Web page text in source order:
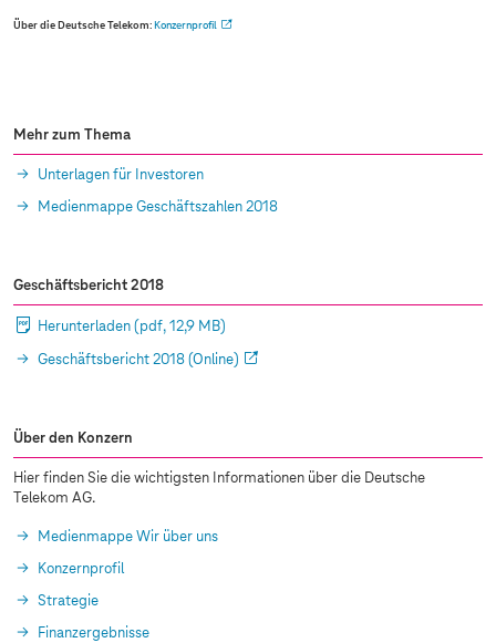
Über die Deutsche Telekom:Konzernprofil
Mehr zum Thema
Unterlagen für Investoren
Medienmappe Geschäftszahlen 2018
Geschäftsbericht 2018
Herunterladen (pdf, 12,9 MB)
Geschäftsbericht 2018 (Online)
Über den Konzern
Hier finden Sie die wichtigsten Informationen über die Deutsche
Telekom AG.
Medienmappe Wir über uns
Konzernprofil
Strategie
Finanzergebnisse